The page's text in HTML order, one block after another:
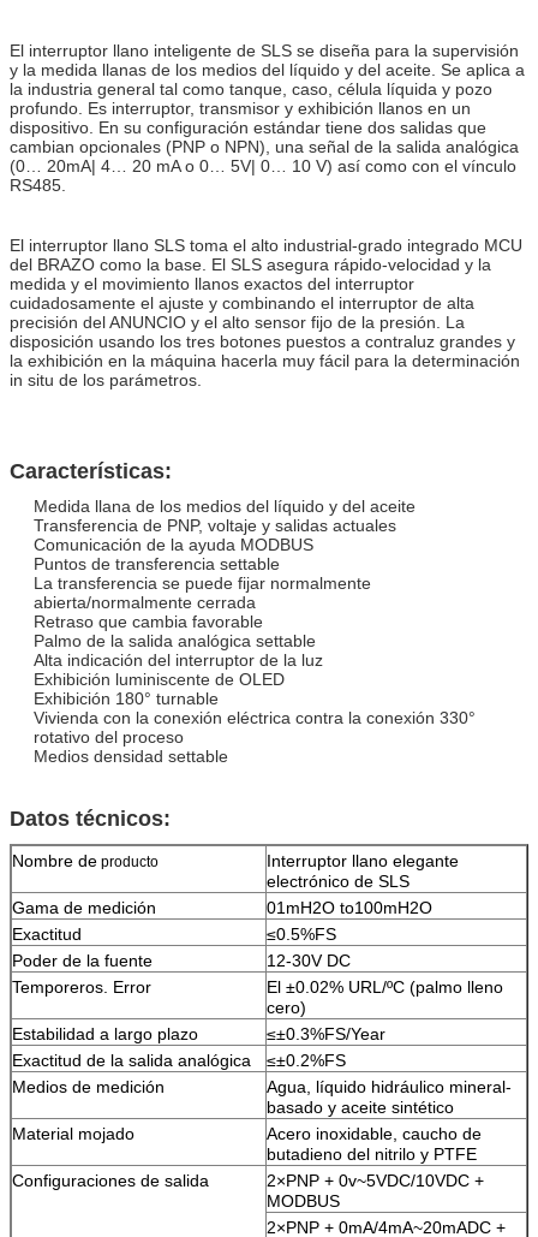
El interruptor llano inteligente de SLS se diseña para la supervisión
y la medida llanas de los medios del líquido y del aceite. Se aplica a
la industria general tal como tanque, caso, célula líquida y pozo
profundo. Es interruptor, transmisor y exhibición llanos en un
dispositivo. En su configuración estándar tiene dos salidas que
cambian opcionales (PNP o NPN), una señal de la salida analógica
(0… 20mA| 4… 20 mA o 0… 5V| 0… 10 V) así como con el vínculo
RS485.
El interruptor llano SLS toma el alto industrial-grado integrado MCU
del BRAZO como la base. El SLS asegura rápido-velocidad y la
medida y el movimiento llanos exactos del interruptor
cuidadosamente el ajuste y combinando el interruptor de alta
precisión del ANUNCIO y el alto sensor fijo de la presión. La
disposición usando los tres botones puestos a contraluz grandes y
la exhibición en la máquina hacerla muy fácil para la determinación
in situ de los parámetros.
Características:
Medida llana de los medios del líquido y del aceite
Transferencia de PNP, voltaje y salidas actuales
Comunicación de la ayuda MODBUS
Puntos de transferencia settable
La transferencia se puede fijar normalmente
abierta/normalmente cerrada
Retraso que cambia favorable
Palmo de la salida analógica settable
Alta indicación del interruptor de la luz
Exhibición luminiscente de OLED
Exhibición 180° turnable
Vivienda con la conexión eléctrica contra la conexión 330°
rotativo del proceso
Medios densidad settable
Datos técnicos:
Nombre de producto
Interruptor llano elegante
electrónico de SLS
Gama de medición
01mH2O to100mH2O
Exactitud
≤0.5%FS
Poder de la fuente
12-30V DC
Temporeros. Error
El ±0.02% URL/ºC (palmo lleno
cero)
Estabilidad a largo plazo
≤±0.3%FS/Year
Exactitud de la salida analógica
≤±0.2%FS
Medios de medición
Agua, líquido hidráulico mineral-
basado y aceite sintético
Material mojado
Acero inoxidable, caucho de
butadieno del nitrilo y PTFE
Configuraciones de salida
2×PNP + 0v~5VDC/10VDC +
MODBUS
2×PNP + 0mA/4mA~20mADC +